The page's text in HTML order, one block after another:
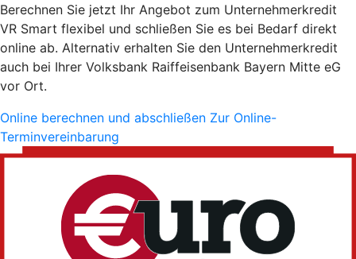
Berechnen Sie jetzt Ihr Angebot zum Unternehmerkredit
VR Smart flexibel und schließen Sie es bei Bedarf direkt
online ab. Alternativ erhalten Sie den Unternehmerkredit
auch bei Ihrer Volksbank Raiffeisenbank Bayern Mitte eG
vor Ort.
Online berechnen und abschließen Zur Online-
Terminvereinbarung